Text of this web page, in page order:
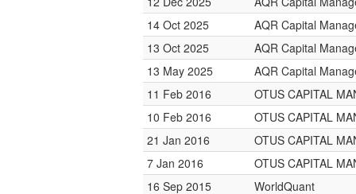
14 Oct 2025
AQR Capital
13 Oct 2025
AQR Capital
13 May 2025
AQR Capital
11 Feb 2016
OTUS CAPITAL
10 Feb 2016
OTUS CAPITAL
21 Jan 2016
OTUS CAPITAL
7 Jan 2016
OTUS CAPITAL
16 Sep 2015
WorldQuant